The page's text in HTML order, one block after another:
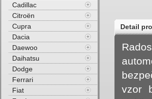
Detail
ROF
vzor
Cadillac
Citroën
Cupra
Dacia
Daewoo
Daihatsu
Dodge
Ferrari
Fiat